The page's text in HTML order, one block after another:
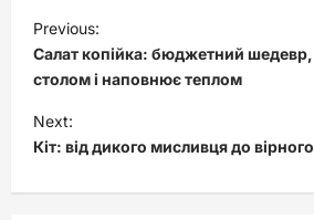
P
o
s
t
n
a
Previous:
Салат копійка: бюджетний шедевр,
столом і наповнює теплом
Next:
Кіт: від дикого мисливця до